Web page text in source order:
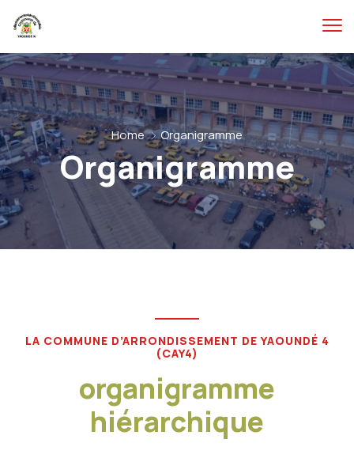
Home Organigramme
Organigramme
LA COMMUNE D’ARRONDISSEMENT DE YAOUNDÉ 4
(CAY4)
organigramme
hiérarchique